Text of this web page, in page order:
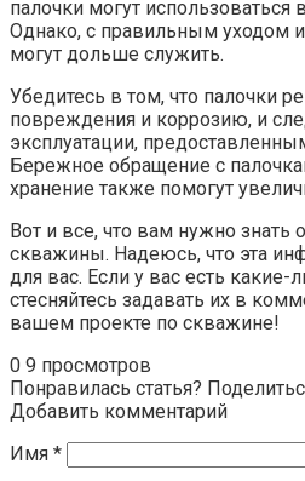
палочки могут использоваться
Однако, с правильным уходом
могут дольше служить.
Убедитесь в том, что палочки
повреждения и коррозию, и
эксплуатации,
Бережное обращение с
хранение также помогут
Вот и все, что вам нужно знать
скважины. Надеюсь, что эта
для вас. Если у вас есть какие-
стесняйтесь задавать их в
вашем проекте по скважине!
0 9 просмотров
Понравилась статья?
Добавить комментарий
Имя *